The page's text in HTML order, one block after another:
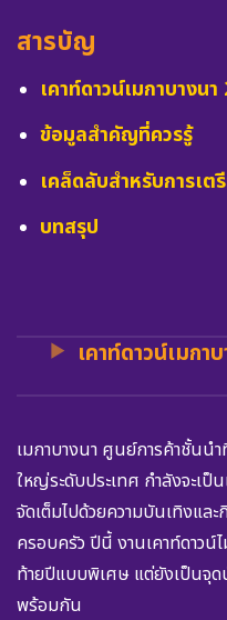
สารบัญ
เคาท์ดาวน์เมกาบางน
ข้อมูลสำคัญที่ควรรู้
เคล็ดลับสำหรับการเต
บทสรุป
เคาท์ดาวน์เมก
เมกาบางนา ศูนย์การค้าชั้นน
ใหญ่ระดับประเทศ กำลังจะเป็
จัดเต็มไปด้วยความบันเทิงแล
ครอบครัว ปีนี้ งานเคาท์ดาวน์
ท้ายปีแบบพิเศษ แต่ยังเป็นจุ
พร้อมกัน